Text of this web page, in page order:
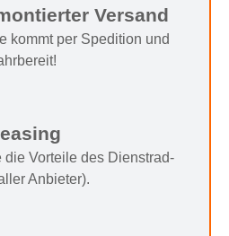
Versand
kommt per Spedition und
die Vorteile des Dienstrad-
Anbieter).